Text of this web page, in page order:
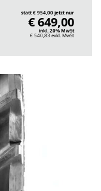
statt € 954,00 jetzt nur
€ 649,00
inkl. 20% MwSt
€ 540,83 exkl. MwSt